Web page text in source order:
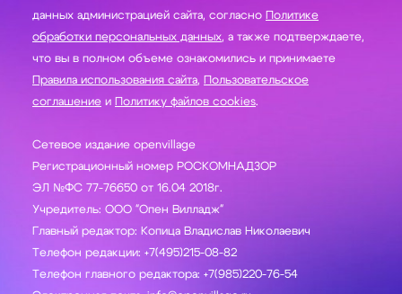
данных администрацией сайта, согласно Политике
обработки персональных данных, а также подтверждаете,
что вы в полном объеме ознакомились и принимаете
Правила использования сайта, Пользовательское
соглашение и Политику файлов cookies.
Сетевое издание openvillage
Регистрационный номер РОСКОМНАДЗОР
ЭЛ №ФС 77-76650 от 16.04 2018г.
Учредитель: ООО "Опен Вилладж"
Главный редактор: Копица Владислав Николаевич
Телефон редакции: +7(495)215-08-82
Телефон главного редактора: +7(985)220-76-54